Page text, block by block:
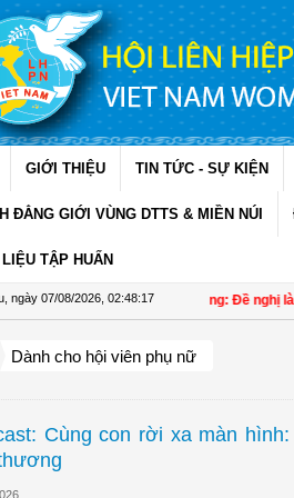
GIỚI THIỆU TIN TỨC - SỰ KIỆN
ĐẲNG GIỚI VÙNG DTTS & MIỀN NÚI
TẬP HUẤN
ngày 07/08/2026 02:48:18
Đại biểu Trần Lan Phương: Đề nghị làm
Dành cho hội viên phụ nữ
Cùng con rời xa màn